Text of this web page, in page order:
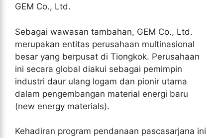
GEM Co., Ltd.
Sebagai wawasan tambahan, GEM Co., Ltd.
merupakan entitas perusahaan multinasional
besar yang berpusat di Tiongkok. Perusahaan
ini secara global diakui sebagai pemimpin
industri daur ulang logam dan pionir utama
dalam pengembangan material energi baru
(new energy materials).
Kehadiran program pendanaan pascasarjana ini